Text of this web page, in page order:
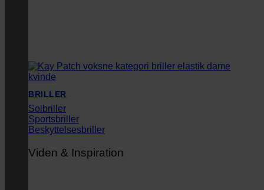
BRILLER
Solbriller
Sportsbriller
Beskyttelsesbriller
Viden & Inspiration